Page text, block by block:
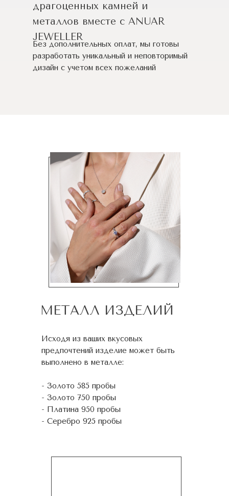
драгоценных камней и
металлов вместе с ANUAR
JEWELLER
Без дополнительных оплат, мы готовы
разработать уникальный и неповторимый
дизайн c учетом всех пожеланий
МЕТАЛЛ ИЗДЕЛИЙ
Исходя из ваших вкусовых
предпочтений изделие может быть
выполнено в металле:
- Золото 585 пробы
- Золото 750 пробы
- Платина 950 пробы
- Серебро 925 пробы